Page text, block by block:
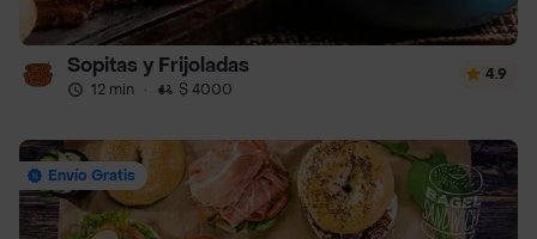
Sopitas y Frijoladas
12 min · $ 4000
4.9
Envío Gratis